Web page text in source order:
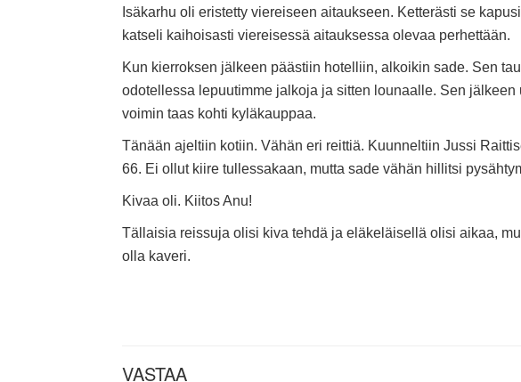
Isäkarhu oli eristetty viereiseen aitaukseen. Ketterästi se
katseli kaihoisasti viereisessä aitauksessa olevaa perhettään.
Kun kierroksen jälkeen päästiin hotelliin, alkoikin sade. Sen
odotellessa lepuutimme jalkoja ja sitten lounaalle. Sen jälkeen
voimin taas kohti kyläkauppaa.
Tänään ajeltiin kotiin. Vähän eri reittiä. Kuunneltiin Jussi
66. Ei ollut kiire tullessakaan, mutta sade vähän hillitsi
Kivaa oli. Kiitos Anu!
Tällaisia reissuja olisi kiva tehdä ja eläkeläisellä olisi aikaa,
olla kaveri.
VASTAA